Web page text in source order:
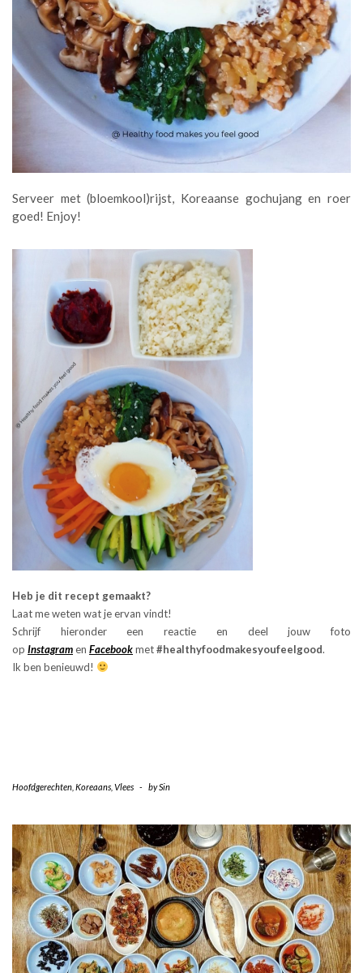
Serveer met (bloemkool)rijst, Koreaanse gochujang en roer
goed! Enjoy!
Heb je dit recept gemaakt?
Laat me weten wat je ervan vindt!
Schrijf hieronder een reactie en deel jouw foto
op Instagramen Facebookmet#healthyfoodmakesyoufeelgood.
Ik ben benieuwd!
Hoofdgerechten Koreaans Vlees - bySin